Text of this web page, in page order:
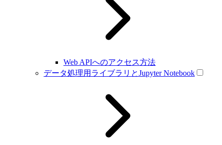
Web APIへのアクセス方法
データ処理用ライブラリとJupyter Notebook